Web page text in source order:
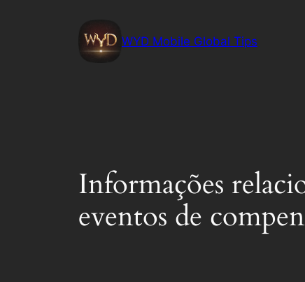
WYD Mobile Global Tips
Informações
eventos de